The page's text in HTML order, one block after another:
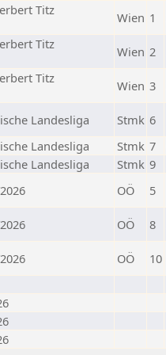
Titz
Wien 1
Titz
Wien 2
Titz
Wien 3
Landesliga Stmk 6
Landesliga Stmk 7
Landesliga Stmk 9
OÖ 5
OÖ 8
OÖ 10